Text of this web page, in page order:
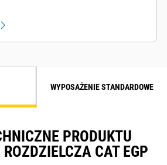
sterowania
funkcji bezpieczeństwa
/ bez obciążenia
99/110
silnikiem ze wskaźnikami
napięcia stałego
oleju, temperatury cieczy
WYPOSAŻENIE STANDARDOWE
PRODUKTU
CAT EGP